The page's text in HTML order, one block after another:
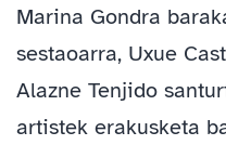
Marina Gondra
sestaoarra, Uxue
Alazne Tenjido
artistek erakusketa